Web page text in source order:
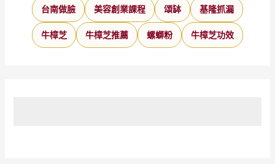
台南做臉 美容創業課程 頌缽 基隆抓漏
牛樟芝 牛樟芝推薦 螺螄粉 牛樟芝功效